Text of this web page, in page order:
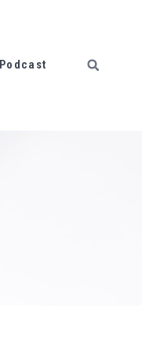
Podcast